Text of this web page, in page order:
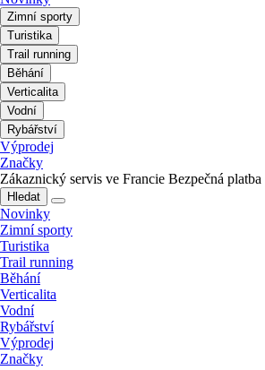
Zimní sporty
Turistika
Trail running
Běhání
Verticalita
Vodní
Rybářství
Výprodej
Značky
Zákaznický servis ve Francie Bezpečná platba
Hledat
Novinky
Zimní sporty
Turistika
Trail running
Běhání
Verticalita
Vodní
Rybářství
Výprodej
Značky